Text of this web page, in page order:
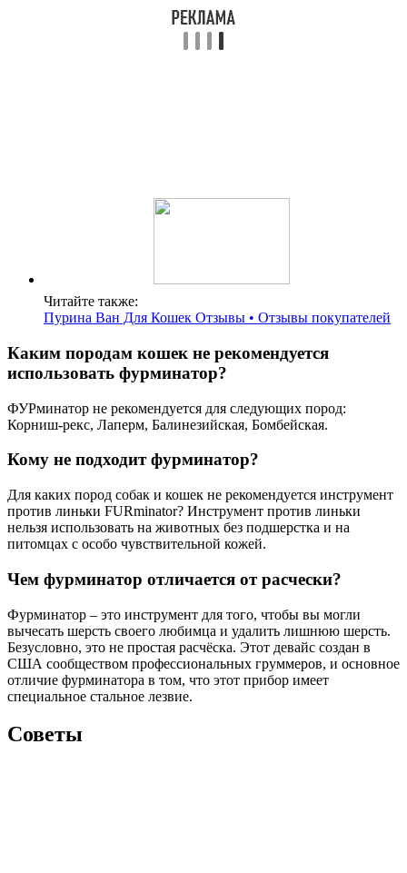
Читайте также:
Пурина Ван Для Кошек Отзывы • Отзывы покупателей
Каким породам кошек не рекомендуется
использовать фурминатор?
ФУРминатор не рекомендуется для следующих пород:
Корниш-рекс, Лаперм, Балинезийская, Бомбейская.
Кому не подходит фурминатор?
Для каких пород собак и кошек не рекомендуется инструмент
против линьки FURminator? Инструмент против линьки
нельзя использовать на животных без подшерстка и на
питомцах с особо чувствительной кожей.
Чем фурминатор отличается от расчески?
Фурминатор – это инструмент для того, чтобы вы могли
вычесать шерсть своего любимца и удалить лишнюю шерсть.
Безусловно, это не простая расчёска. Этот девайс создан в
США сообществом профессиональных груммеров, и основное
отличие фурминатора в том, что этот прибор имеет
специальное стальное лезвие.
Советы